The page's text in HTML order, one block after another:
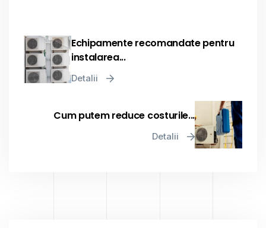
Echipamente recomandate pentru
instalarea...
Detalii
Cum putem reduce costurile...
Detalii